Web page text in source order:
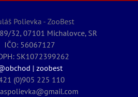
Polievka - ZooBest
32, 07101 Michalovce, SR
IČO: 56067127
SK1072399262
| zoobest
(0)905 225 110